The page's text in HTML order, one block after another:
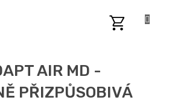
AIR MD -
PŘIZPŮSOBIVÁ